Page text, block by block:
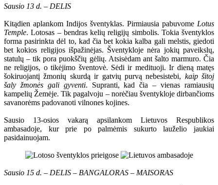
Sausio 13 d. – DELIS
Kitądien aplankom Indijos šventyklas. Pirmiausia pabuvome Lotus
Temple. Lotosas – bendras kelių religijų simbolis. Tokia šventyklos
forma pasirinkta dėl to, kad čia bet kokia kalba gali melstis, giedoti
bet kokios religijos išpažinėjas. Šventykloje nėra jokių paveikslų,
statulų – tik pora puokščių gėlių. Atsisėdam ant šalto marmuro. Čia
ne religijos, o tikėjimo šventovė. Sėdi ir medituoji. Ir dieną matęs
šokiruojantį žmonių skurdą ir gatvių purvą nebesistebi, kaip šitoj
šaly žmonės gali gyventi. Supranti, kad čia – vienas ramiausių
kampelių Žemėje. Tik pagalvoju – norėčiau šventykloje dirbančioms
savanorėms padovanoti vilnones kojines.
Sausio 13-osios vakarą apsilankom Lietuvos Respublikos
ambasadoje, kur prie po palmėmis sukurto lauželio jaukiai
pasidainuojam.
Sausio 15 d. – DELIS – BANGALORAS – MAISORAS